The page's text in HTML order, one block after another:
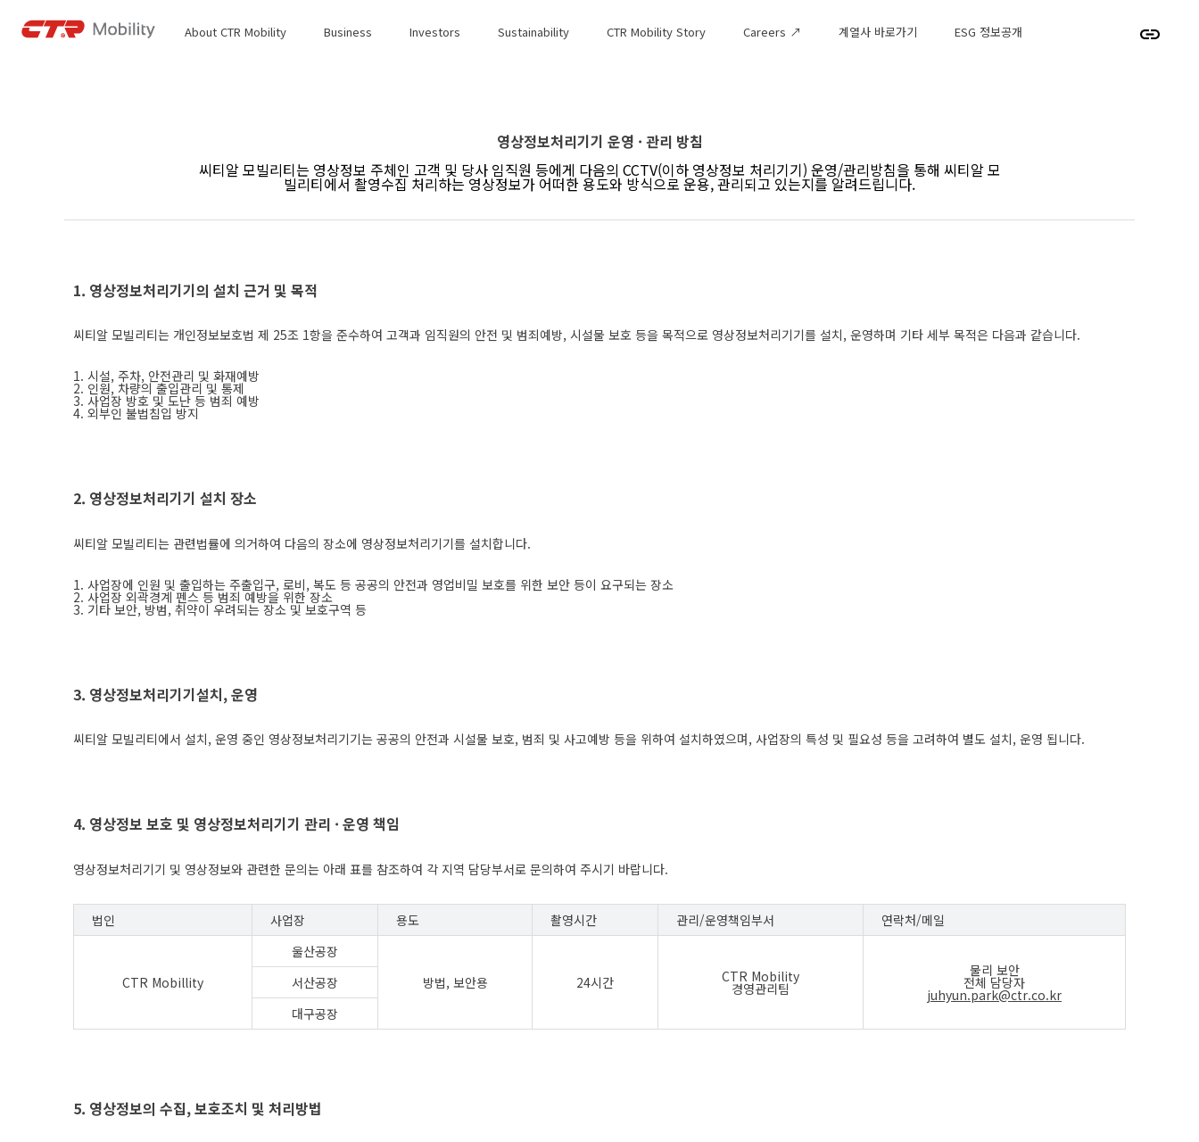
About CTR Mobility Business Investors Sustainability CTR Mobility Story Careers ↗ 계열사 바로가기 ESG 정보공개
영상정보처리기기 운영 · 관리 방침
씨티알 모빌리티는 영상정보 주체인 고객 및 당사 임직원 등에게 다음의 CCTV(이하 영상정보 처리기기) 운영/관리방침을 통해 씨티알 모
빌리티에서 촬영수집 처리하는 영상정보가 어떠한 용도와 방식으로 운용, 관리되고 있는지를 알려드립니다.
1. 영상정보처리기기의 설치 근거 및 목적
씨티알 모빌리티는 개인정보보호법 제 25조 1항을 준수하여 고객과 임직원의 안전 및 범죄예방, 시설물 보호 등을 목적으로 영상정보처리기기를 설치, 운영하며 기타 세부 목적은 다음과 같습니다.
1. 시설, 주차, 안전관리 및 화재예방
2. 인원, 차량의 출입관리 및 통제
3. 사업장 방호 및 도난 등 범죄 예방
4. 외부인 불법침입 방지
2. 영상정보처리기기 설치 장소
씨티알 모빌리티는 관련법률에 의거하여 다음의 장소에 영상정보처리기기를 설치합니다.
1. 사업장에 인원 및 출입하는 주출입구, 로비, 복도 등 공공의 안전과 영업비밀 보호를 위한 보안 등이 요구되는 장소
2. 사업장 외곽경계 펜스 등 범죄 예방을 위한 장소
3. 기타 보안, 방범, 취약이 우려되는 장소 및 보호구역 등
3. 영상정보처리기기설치, 운영
씨티알 모빌리티에서 설치, 운영 중인 영상정보처리기기는 공공의 안전과 시설물 보호, 범죄 및 사고예방 등을 위하여 설치하였으며, 사업장의 특성 및 필요성 등을 고려하여 별도 설치, 운영 됩니다.
4. 영상정보 보호 및 영상정보처리기기 관리 · 운영 책임
영상정보처리기기 및 영상정보와 관련한 문의는 아래 표를 참조하여 각 지역 담당부서로 문의하여 주시기 바랍니다.
법인 사업장 용도 촬영시간 관리/운영책임부서 연락처/메일
CTR Mobillity
울산공장
방법, 보안용
24시간 CTR Mobility
경영관리팀
물리 보안
전체 담당자
juhyun.park@ctr.co.kr
서산공장
대구공장
5. 영상정보의 수집, 보호조치 및 처리방법